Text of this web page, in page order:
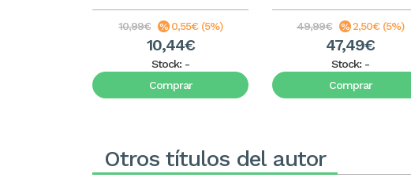
10,99€ 0,55€ (5%)
10,44€
Stock: -
Comprar
49,99€ 2,50€ (5%)
47,49€
Stock: -
Comprar
Otros títulos del autor